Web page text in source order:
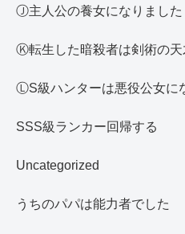
Ⓙ主人公の養女になりました
Ⓚ転生した暗殺者は剣術の天
ⓁS級ハンターは悪役公女に
SSS級ランカー回帰する
Uncategorized
うちのパパは能力者でした